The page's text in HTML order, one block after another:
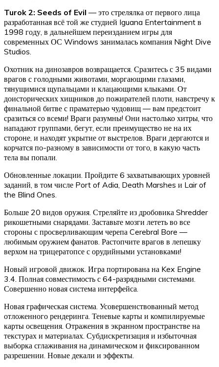
Turok 2: Seeds of Evil — это стрелялка от первого лица
разработанная всё той же студией Iguana Entertainment в
1998 году, в дальнейшем переизданием игры для
современных ОС Windows занималась компания Night Dive
Studios.
Охотник на динозавров возвращается. Сразитесь с 35 видами
врагов с голодными животами, моргающими глазами,
тянущимися щупальцами и клацающими клыками. От
доисторических хищников до пожирателей плоти, навстречу к
финальной битве с праматерью чудовищ — вам предстоит
сразиться со всеми! Враги разумны! Они настолько хитры, что
нападают группами, бегут, если преимущество не на их
стороне, и находят укрытие от выстрелов. Враги дергаются и
корчатся по-разному в зависимости от того, в какую часть
тела вы попали.
Обновленные локации. Пройдите 6 захватывающих уровней
заданий, в том числе Port of Adia, Death Marshes и Lair of
the Blind Ones.
Больше 20 видов оружия. Стреляйте из дробовика Shredder
рикошетными снарядами. Заставьте мозги лететь во все
стороны с просверливающим черепа Cerebral Bore —
любимым оружием фанатов. Растопчите врагов в лепешку
верхом на трицератопсе с орудийными установками!
Новый игровой движок. Игра портирована на Kex Engine
3.4. Полная совместимость с 64-разрядными системами.
Совершенно новая система интерфейса.
Новая графическая система. Усовершенствованный метод
отложенного рендеринга. Теневые карты и компилируемые
карты освещения. Отражения в экранном пространстве на
текстурах и материалах. Субдискретизация и избыточная
выборка сглаживания на динамическом и фиксированном
разрешении. Новые декали и эффекты.